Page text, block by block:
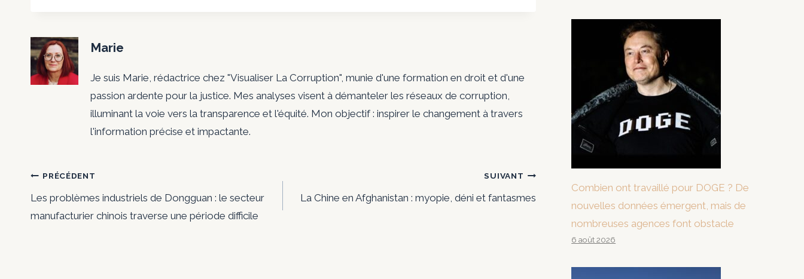
Marie
Je suis Marie, rédactrice chez "Visualiser La Corruption", munie d'une formation en droit et d'une
passion ardente pour la justice. Mes analyses visent à démanteler les réseaux de corruption,
illuminant la voie vers la transparence et l'équité. Mon objectif : inspirer le changement à travers
l'information précise et impactante.
Navigation
de
PRÉCÉDENT
Les problèmes industriels de Dongguan : le secteur
manufacturier chinois traverse une période difficile
SUIVANT
La Chine en Afghanistan : myopie, déni et fantasmes
Combien ont travaillé pour DOGE ? De
nouvelles données émergent, mais de
nombreuses agences font obstacle
6 août 2026